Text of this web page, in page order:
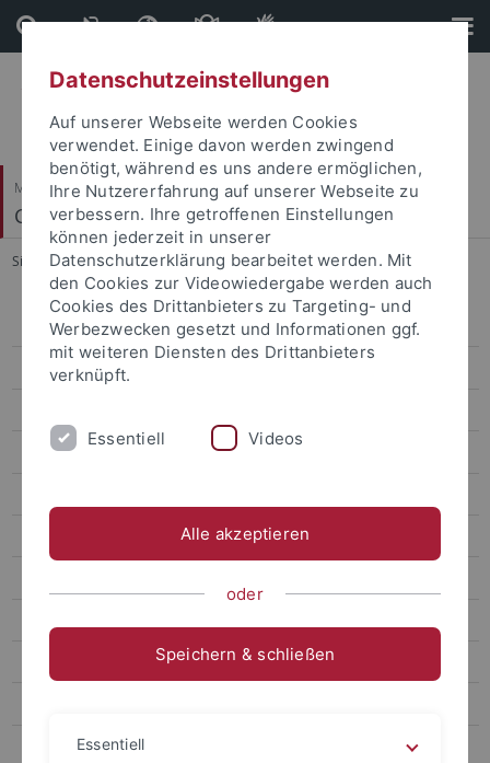
Direkt
zum
Inhalt
Direkt
zur
Fußleiste
Mathematisch-Naturwissenschaftliche Fakultät
Cognitive Modeling
Sie sind hier: Startseite ... SoSe 2019
WiSe 2025/26
WiSe 2024/25
WiSe 2022/23
WiSe 2019/20
Datenschutzeinstellungen
Auf unserer Webseite werden Cookies
verwendet. Einige davon werden zwingend
benötigt, während es uns andere ermöglichen,
Ihre Nutzererfahrung auf unserer Webseite zu
verbessern. Ihre getroffenen Einstellungen
können jederzeit in unserer
Datenschutzerklärung bearbeitet werden. Mit
den Cookies zur Videowiedergabe werden auch
Cookies des Drittanbieters zu Targeting- und
Werbezwecken gesetzt und Informationen ggf.
mit weiteren Diensten des Drittanbieters
verknüpft.
Essentiell Videos
Alle akzeptieren
oder
Speichern & schließen
Essentiell